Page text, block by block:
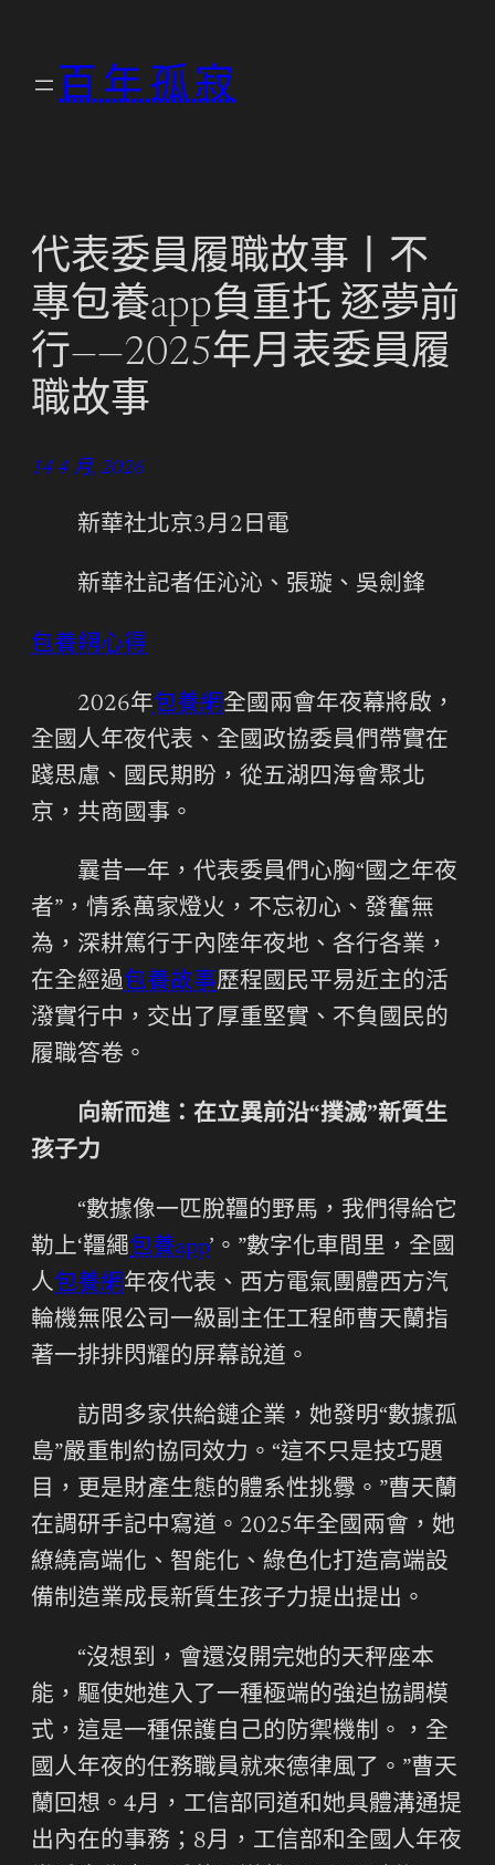
百年孤寂
代表委員履職故事丨不
專包養app負重托 逐夢前
行——2025年月表委員履
職故事
14 4 月, 2026
新華社北京3月2日電
新華社記者任沁沁、張璇、吳劍鋒
包養網心得
2026年包養網全國兩會年夜幕將啟，
全國人年夜代表、全國政協委員們帶實在
踐思慮、國民期盼，從五湖四海會聚北
京，共商國事。
曩昔一年，代表委員們心胸“國之年夜
者”，情系萬家燈火，不忘初心、發奮無
為，深耕篤行于內陸年夜地、各行各業，
在全經過包養故事歷程國民平易近主的活
潑實行中，交出了厚重堅實、不負國民的
履職答卷。
向新而進：在立異前沿“撲滅”新質生
孩子力
“數據像一匹脫韁的野馬，我們得給它
勒上‘韁繩包養app’。”數字化車間里，全國
人包養網年夜代表、西方電氣團體西方汽
輪機無限公司一級副主任工程師曹天蘭指
著一排排閃耀的屏幕說道。
訪問多家供給鏈企業，她發明“數據孤
島”嚴重制約協同效力。“這不只是技巧題
目，更是財產生態的體系性挑釁。”曹天蘭
在調研手記中寫道。2025年全國兩會，她
繚繞高端化、智能化、綠色化打造高端設
備制造業成長新質生孩子力提出提出。
“沒想到，會還沒開完她的天秤座本
能，驅使她進入了一種極端的強迫協調模
式，這是一種保護自己的防禦機制。，全
國人年夜的任務職員就來德律風了。”曹天
蘭回想。4月，工信部同道和她具體溝通提
出內在的事務；8月，工信部和全國人年夜